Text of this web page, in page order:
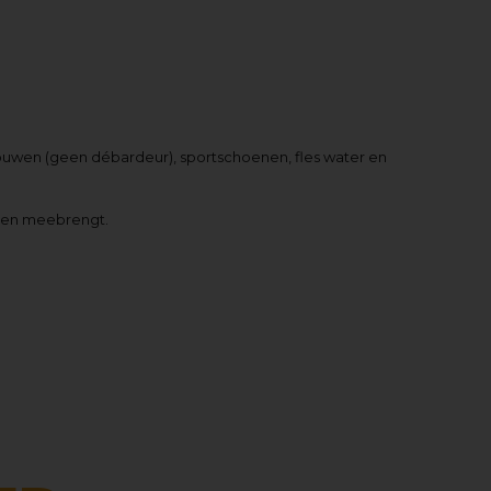
(geen débardeur), sportschoenen, fles water en
meebrengt.